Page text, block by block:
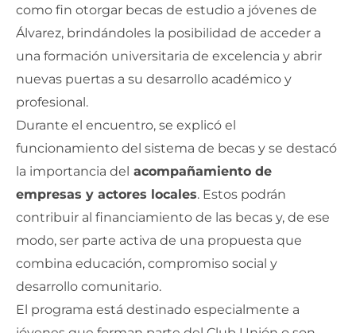
como fin otorgar becas de estudio a jóvenes de
Álvarez, brindándoles la posibilidad de acceder a
una formación universitaria de excelencia y abrir
nuevas puertas a su desarrollo académico y
profesional.
Durante el encuentro, se explicó el
funcionamiento del sistema de becas y se destacó
la importancia del acompañamiento de
empresas y actores locales. Estos podrán
contribuir al financiamiento de las becas y, de ese
modo, ser parte activa de una propuesta que
combina educación, compromiso social y
desarrollo comunitario.
El programa está destinado especialmente a